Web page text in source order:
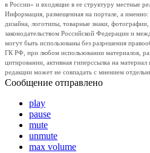
в России» и входящие в ее структуру местные
Информация, размещенная на портале, а именно:
дизайна, логотипы, товарные знаки,
законодательством Российской Федерации и
могут быть использованы без разрешения
ГК РФ, при любом использовании материалов,
цитировании, активная гиперссылка на материал
редакции может не совпадать с мнением
Сообщение отправлено
play
pause
mute
unmute
max volume